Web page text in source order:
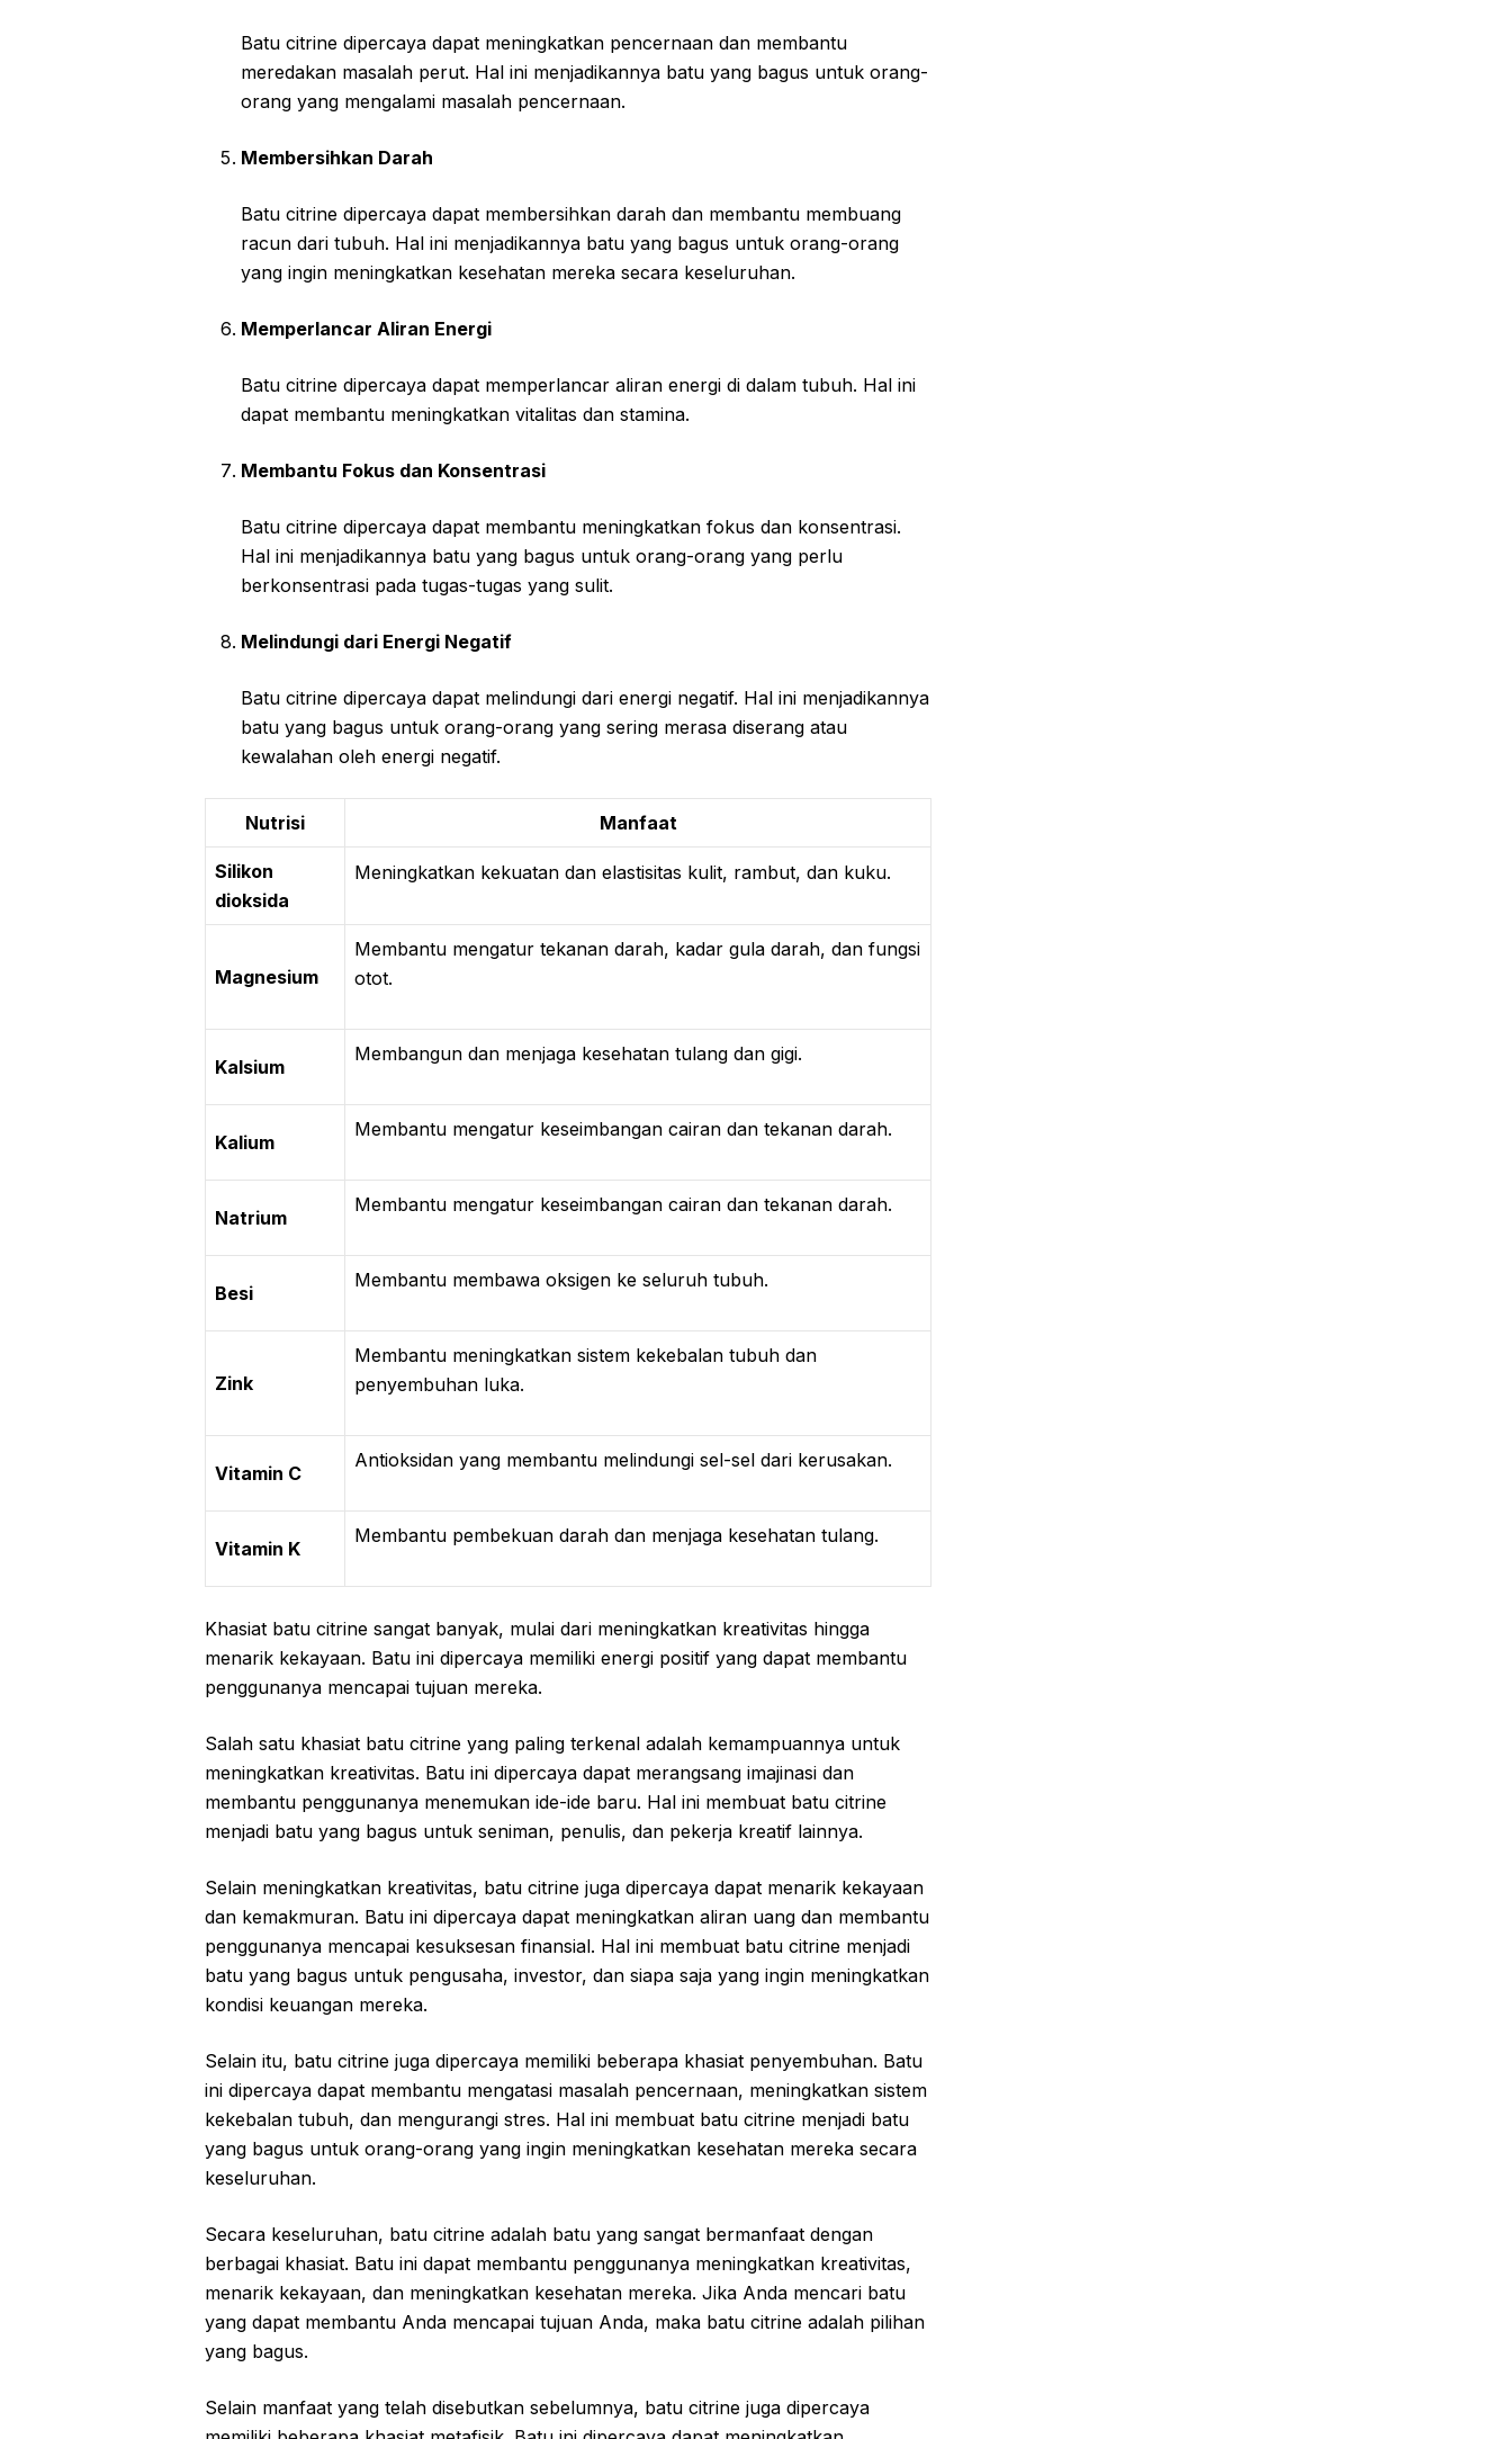
Batu citrine dipercaya dapat meningkatkan pencernaan dan membantu
meredakan masalah perut. Hal ini menjadikannya batu yang bagus untuk orang-
orang yang mengalami masalah pencernaan.
Membersihkan Darah
Batu citrine dipercaya dapat membersihkan darah dan membantu membuang
racun dari tubuh. Hal ini menjadikannya batu yang bagus untuk orang-orang
yang ingin meningkatkan kesehatan mereka secara keseluruhan.
Memperlancar Aliran Energi
Batu citrine dipercaya dapat memperlancar aliran energi di dalam tubuh. Hal ini
dapat membantu meningkatkan vitalitas dan stamina.
Membantu Fokus dan Konsentrasi
Batu citrine dipercaya dapat membantu meningkatkan fokus dan konsentrasi.
Hal ini menjadikannya batu yang bagus untuk orang-orang yang perlu
berkonsentrasi pada tugas-tugas yang sulit.
Melindungi dari Energi Negatif
Batu citrine dipercaya dapat melindungi dari energi negatif. Hal ini menjadikannya
batu yang bagus untuk orang-orang yang sering merasa diserang atau
kewalahan oleh energi negatif.
Nutrisi Manfaat
Silikon
dioksida
Meningkatkan kekuatan dan elastisitas kulit, rambut, dan kuku.
Magnesium
Membantu mengatur tekanan darah, kadar gula darah, dan fungsi
otot.
Kalsium
Membangun dan menjaga kesehatan tulang dan gigi.
Kalium
Membantu mengatur keseimbangan cairan dan tekanan darah.
Natrium
Membantu mengatur keseimbangan cairan dan tekanan darah.
Besi
Membantu membawa oksigen ke seluruh tubuh.
Zink
Membantu meningkatkan sistem kekebalan tubuh dan
penyembuhan luka.
Vitamin C
Antioksidan yang membantu melindungi sel-sel dari kerusakan.
Vitamin K
Membantu pembekuan darah dan menjaga kesehatan tulang.
Khasiat batu citrine sangat banyak, mulai dari meningkatkan kreativitas hingga
menarik kekayaan. Batu ini dipercaya memiliki energi positif yang dapat membantu
penggunanya mencapai tujuan mereka.
Salah satu khasiat batu citrine yang paling terkenal adalah kemampuannya untuk
meningkatkan kreativitas. Batu ini dipercaya dapat merangsang imajinasi dan
membantu penggunanya menemukan ide-ide baru. Hal ini membuat batu citrine
menjadi batu yang bagus untuk seniman, penulis, dan pekerja kreatif lainnya.
Selain meningkatkan kreativitas, batu citrine juga dipercaya dapat menarik kekayaan
dan kemakmuran. Batu ini dipercaya dapat meningkatkan aliran uang dan membantu
penggunanya mencapai kesuksesan finansial. Hal ini membuat batu citrine menjadi
batu yang bagus untuk pengusaha, investor, dan siapa saja yang ingin meningkatkan
kondisi keuangan mereka.
Selain itu, batu citrine juga dipercaya memiliki beberapa khasiat penyembuhan. Batu
ini dipercaya dapat membantu mengatasi masalah pencernaan, meningkatkan sistem
kekebalan tubuh, dan mengurangi stres. Hal ini membuat batu citrine menjadi batu
yang bagus untuk orang-orang yang ingin meningkatkan kesehatan mereka secara
keseluruhan.
Secara keseluruhan, batu citrine adalah batu yang sangat bermanfaat dengan
berbagai khasiat. Batu ini dapat membantu penggunanya meningkatkan kreativitas,
menarik kekayaan, dan meningkatkan kesehatan mereka. Jika Anda mencari batu
yang dapat membantu Anda mencapai tujuan Anda, maka batu citrine adalah pilihan
yang bagus.
Selain manfaat yang telah disebutkan sebelumnya, batu citrine juga dipercaya